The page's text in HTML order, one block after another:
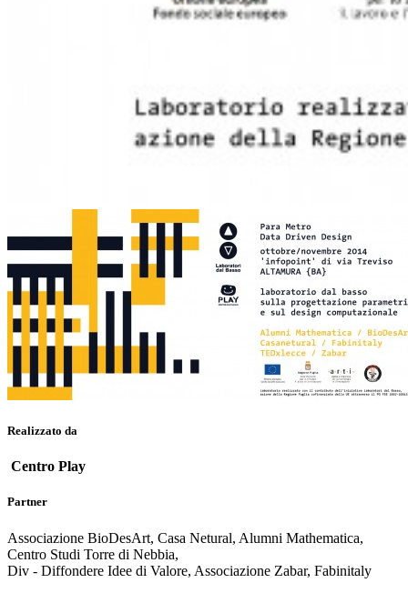
Realizzato da
Centro Play
Partner
Associazione BioDesArt, Casa Netural, Alumni Mathematica,
Centro Studi Torre di Nebbia,
Div - Diffondere Idee di Valore, Associazione Zabar, Fabinitaly